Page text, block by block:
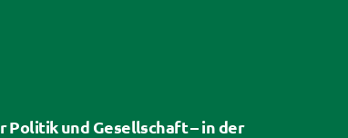
Politik und Gesellschaft – in der